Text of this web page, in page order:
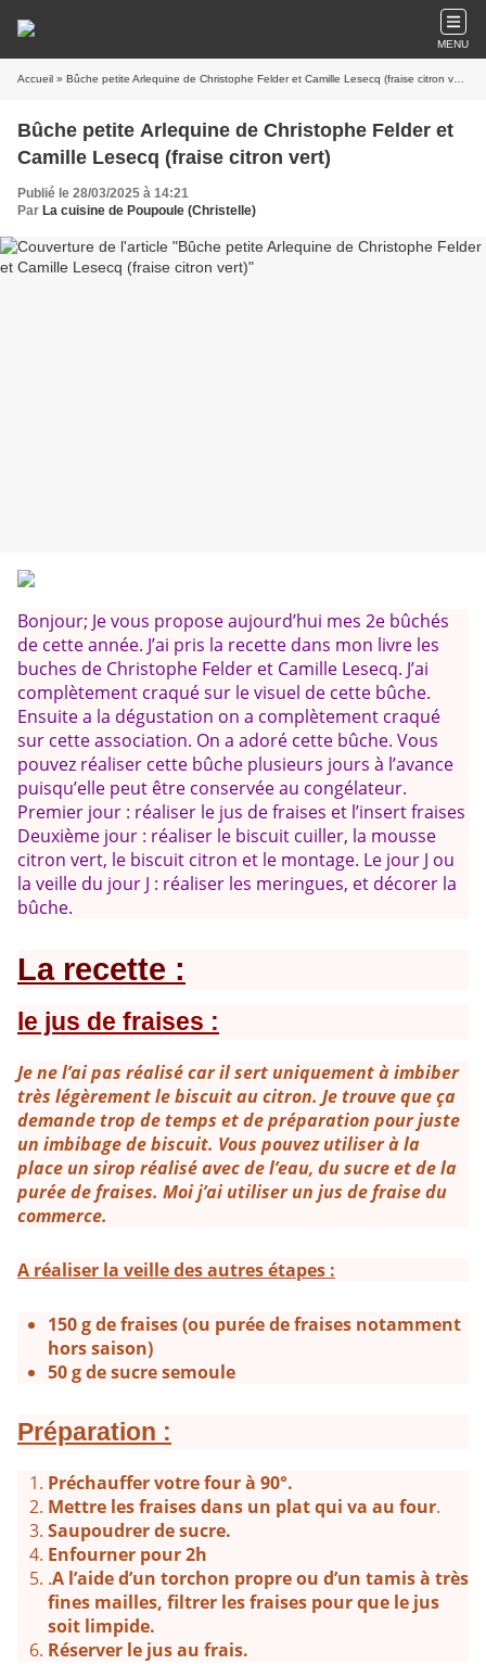
MENU
Accueil » Bûche petite Arlequine de Christophe Felder et Camille Lesecq (fraise citron vert)
Bûche petite Arlequine de Christophe Felder et
Camille Lesecq (fraise citron vert)
Publié le 28/03/2025 à 14:21
Par La cuisine de Poupoule (Christelle)
Bonjour; Je vous propose aujourd’hui mes 2e bûchés
de cette année. J’ai pris la recette dans mon livre les
buches de Christophe Felder et Camille Lesecq. J’ai
complètement craqué sur le visuel de cette bûche.
Ensuite a la dégustation on a complètement craqué
sur cette association. On a adoré cette bûche. Vous
pouvez réaliser cette bûche plusieurs jours à l’avance
puisqu’elle peut être conservée au congélateur.
Premier jour : réaliser le jus de fraises et l’insert fraises
Deuxième jour : réaliser le biscuit cuiller, la mousse
citron vert, le biscuit citron et le montage. Le jour J ou
la veille du jour J : réaliser les meringues, et décorer la
bûche.
La recette :
le jus de fraises :
Je ne l’ai pas réalisé car il sert uniquement à imbiber
très légèrement le biscuit au citron. Je trouve que ça
demande trop de temps et de préparation pour juste
un imbibage de biscuit. Vous pouvez utiliser à la
place un sirop réalisé avec de l’eau, du sucre et de la
purée de fraises. Moi j’ai utiliser un jus de fraise du
commerce.
A réaliser la veille des autres étapes :
150 g de fraises (ou purée de fraises notamment
hors saison)
50 g de sucre semoule
Préparation :
Préchauffer votre four à 90°.
Mettre les fraises dans un plat qui va au four.
Saupoudrer de sucre.
Enfourner pour 2h
.A l’aide d’un torchon propre ou d’un tamis à très
fines mailles, filtrer les fraises pour que le jus
soit limpide.
Réserver le jus au frais.